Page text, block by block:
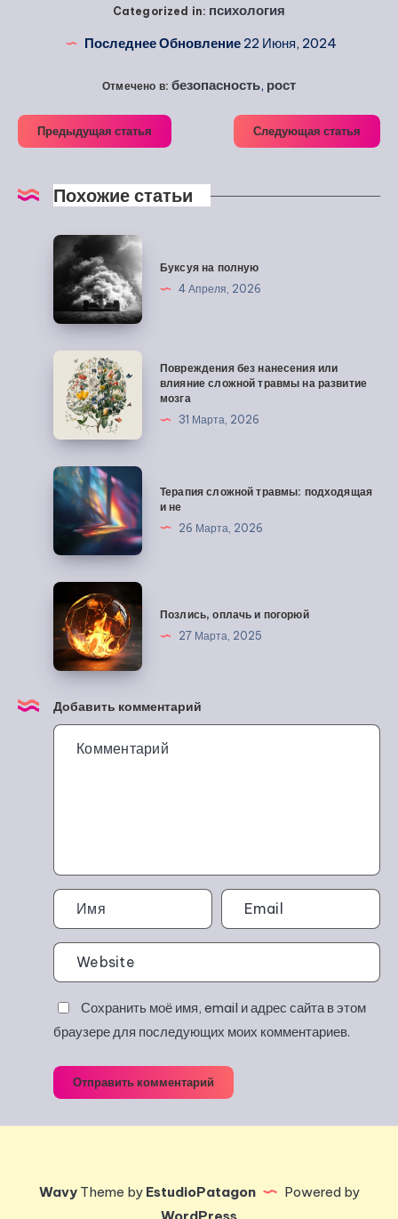
Categorized in: психология
Последнее Обновление 22 Июня, 2024
Отмечено в: безопасность, рост
Предыдущая статья Следующая статья
Похожие статьи
Буксуя
на
полную
Буксуя на полную
4 Апреля, 2026
Повреждения
без
нанесения
или
влияние
травмы
на
развитие
Повреждения без нанесения или
влияние сложной травмы на развитие
мозга
31 Марта, 2026
Терапия
сложной
травмы:
подходящая
и
Терапия сложной травмы: подходящая
и не
26 Марта, 2026
Позлись,
оплачь
погорюй
Позлись, оплачь и погорюй
27 Марта, 2025
Добавить комментарий
Сохранить моё имя, email и адрес сайта в этом
браузере для последующих моих комментариев.
Отправить комментарий
WavyTheme by EstudioPatagon
Powered by
WordPress